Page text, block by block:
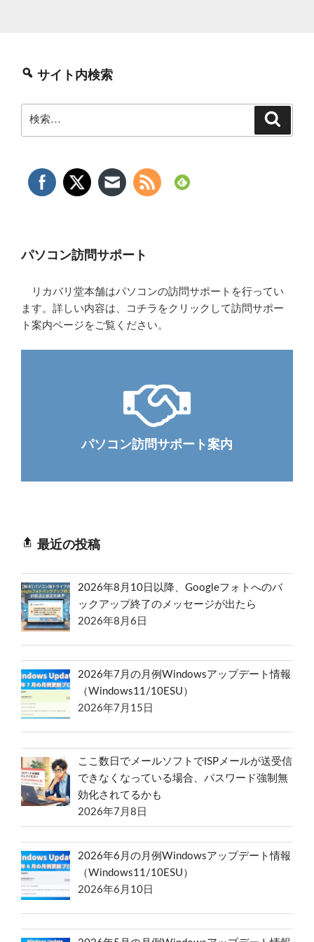
サイト内検索
パソコン訪問サポート
リカバリ堂本舗はパソコンの訪問サポートを行ってい
ます。詳しい内容は、コチラをクリックして訪問サポー
ト案内ページをご覧ください。
パソコン訪問サポート案内
最近の投稿
2026年8月10日以降、Googleフォトへのバ
ックアップ終了のメッセージが出たら
2026年8月6日
2026年7月の月例Windowsアップデート情報
（Windows11/10ESU）
2026年7月15日
ここ数日でメールソフトでISPメールが送受信
できなくなっている場合、パスワード強制無
効化されてるかも
2026年7月8日
2026年6月の月例Windowsアップデート情報
（Windows11/10ESU）
2026年6月10日